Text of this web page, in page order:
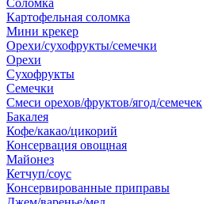
Соломка
Картофельная соломка
Мини крекер
Орехи/сухофрукты/семечки
Орехи
Сухофрукты
Семечки
Смеси орехов/фруктов/ягод/семечек
Бакалея
Кофе/какао/цикорий
Консервация овощная
Майонез
Кетчуп/соус
Консервированные приправы